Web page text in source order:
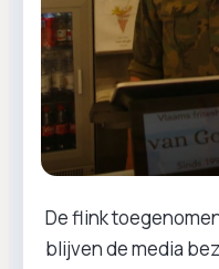
De flink
blijven de media